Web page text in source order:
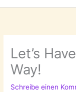
Let’s
Way!
Schreibe einen